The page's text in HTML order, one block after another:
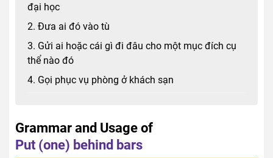
đại học
2. Đưa ai đó vào tù
3. Gửi ai hoặc cái gì đi đâu cho một mục đích cụ
thể nào đó
4. Gọi phục vụ phòng ở khách sạn
Grammar and Usage of
Put (one) behind bars